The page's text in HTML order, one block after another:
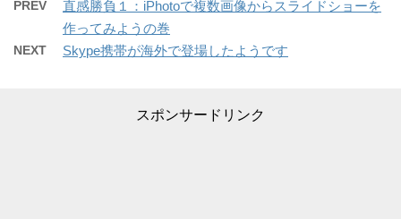
PREV
直感勝負１：iPhotoで複数画像からスライドショーを
作ってみようの巻
NEXT Skype携帯が海外で登場したようです
スポンサードリンク